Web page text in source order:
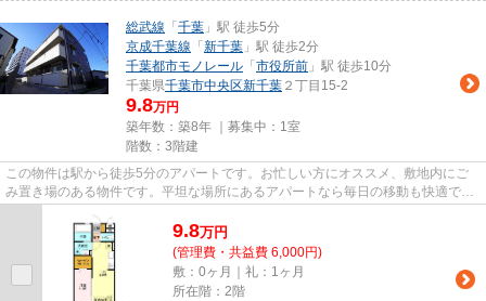
総武線 「 千葉 」駅 徒歩5分
京成千葉線 「 新千葉 」駅 徒歩2分
千葉都市モノレール 「 市役所前 」駅 徒歩10分
千葉県千葉市中央区新千葉 ２丁目15-2
9.8万円
築年数：築8年 ｜募集中： 1室
階数：3階建
この物件は駅から徒歩5分のアパートです。お忙しい方にオススメ、敷地内にご
み置き場のある物件です。平坦な場所にあるアパートなら毎日の移動も快適で
9.8万円
(管理費・共益費 6,000円)
敷：0ヶ月｜礼：1ヶ月
所在階：2階